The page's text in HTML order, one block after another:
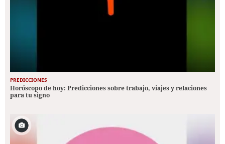
PREDICCIONES
Horóscopo de hoy: Predicciones sobre trabajo, viajes y relaciones
para tu signo